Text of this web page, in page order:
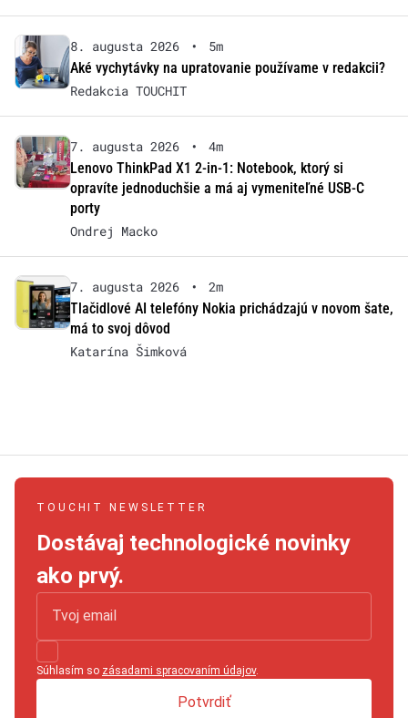
8. augusta 2026 •
5m
Aké vychytávky na upratovanie používame v redakcii?
Redakcia TOUCHIT
7. augusta 2026 •
4m
Lenovo ThinkPad X1 2-in-1: Notebook, ktorý si
opravíte jednoduchšie a má aj vymeniteľné USB-C
porty
Ondrej Macko
7. augusta 2026 •
2m
Tlačidlové AI telefóny Nokia prichádzajú v novom šate,
má to svoj dôvod
Katarína Šimková
TOUCHIT NEWSLETTER
Dostávaj technologické novinky
ako prvý.
Súhlasím so zásadami spracovaním údajov.
Potvrdiť